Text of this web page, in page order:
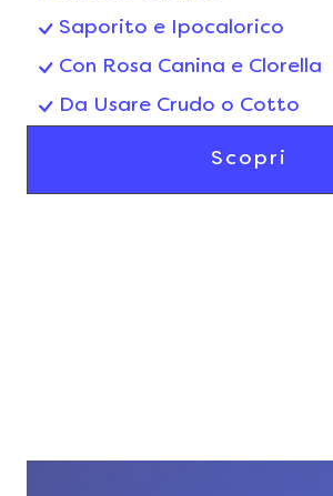
Saporito e Ipocalorico
Con Rosa Canina e Clorella
Da Usare Crudo o Cotto
Scopri